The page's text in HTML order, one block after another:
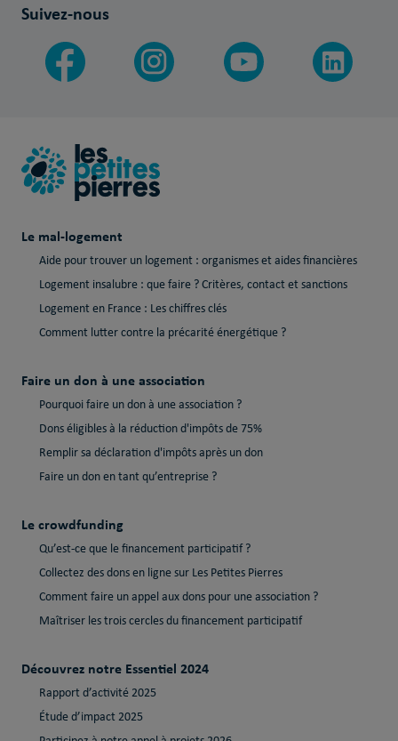
Suivez-nous
Le mal-logement
Aide pour trouver un logement : organismes et aides financières
Logement insalubre : que faire ? Critères, contact et sanctions
Logement en France : Les chiffres clés
Comment lutter contre la précarité énergétique ?
Faire un don à une association
Pourquoi faire un don à une association ?
Dons éligibles à la réduction d'impôts de 75%
Remplir sa déclaration d'impôts après un don
Faire un don en tant qu’entreprise ?
Le crowdfunding
Qu’est-ce que le financement participatif ?
Collectez des dons en ligne sur Les Petites Pierres
Comment faire un appel aux dons pour une association ?
Maîtriser les trois cercles du financement participatif
Découvrez notre Essentiel 2024
Rapport d’activité 2025
Étude d’impact 2025